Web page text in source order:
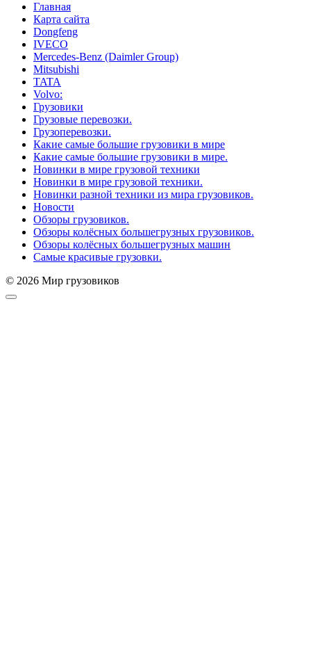
Главная
Карта сайта
Dongfeng
IVECO
Mercedes-Benz (Daimler Group)
Mitsubishi
TATA
Volvo:
Грузовики
Грузовые перевозки.
Грузоперевозки.
Какие самые большие грузовики в мире
Какие самые большие грузовики в мире.
Новинки в мире грузовой техники
Новинки в мире грузовой техники.
Новинки разной техники из мира грузовиков.
Новости
Обзоры грузовиков.
Обзоры колёсных большегрузных грузовиков.
Обзоры колёсных большегрузных машин
Самые красивые грузовки.
© 2026 Мир грузовиков